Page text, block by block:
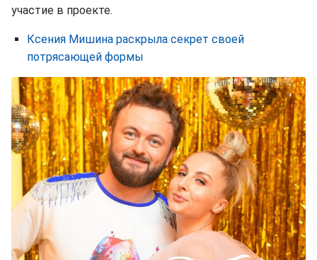
участие в проекте.
Ксения Мишина раскрыла секрет своей
потрясающей формы